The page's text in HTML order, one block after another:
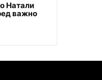
Натали
важно